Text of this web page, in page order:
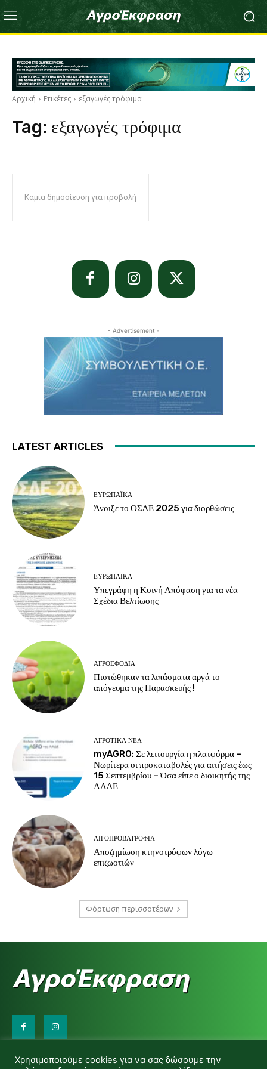
Αρχική Ετικέτες εξαγωγές τρόφιμα
Tag: εξαγωγές τρόφιμα
Καμία δημοσίευση για προβολή
- Advertisement -
LATEST ARTICLES
ΕΥΡΩΠΑΪΚΆ
Άνοιξε το ΟΣΔΕ 2025 για διορθώσεις
ΕΥΡΩΠΑΪΚΆ
Υπεγράφη η Κοινή Απόφαση για τα νέα
Σχέδια Βελτίωσης
ΑΓΡΟΕΦΌΔΙΑ
Πιστώθηκαν τα λιπάσματα αργά το
απόγευμα της Παρασκευής !
ΑΓΡΟΤΙΚΆ ΝΈΑ
myAGRO: Σε λειτουργία η πλατφόρμα –
Νωρίτερα οι προκαταβολές για αιτήσεις έως
15 Σεπτεμβρίου – Όσα είπε ο διοικητής της
ΑΑΔΕ
ΑΙΓΟΠΡΟΒΑΤΡΟΦΊΑ
Αποζημίωση κτηνοτρόφων λόγω
επιζωοτιών
Φόρτωση περισσοτέρων
d.makas@yahoo.gr
Χρησιμοποιούμε cookies για να σας δώσουμε την